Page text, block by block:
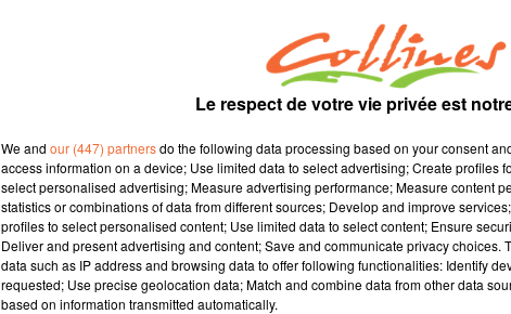
Renaud Lagrave vice-président de Nouvelle
des mobilités dénoncent les nouvelles rêgles de
dans le financement de la ligne ferroviaire Saint-
Journée d'action des agents de sécurité vendredi
plus de considérations.
Bressuire retenue dans le dispositif " Design
650 visiteurs hier au salon du disque à Bocapole
Le respect de votre vie privée est
We and our (447) partnersdo the following data processing based on your consent
access information on a device; Use limited data to select advertising; Create profiles
select personalised advertising; Measure advertising performance; Measure content
statistics or combinations of data from different sources; Develop and improve
profiles to select personalised content; Use limited data to select content; Ensure
Deliver and present advertising and content; Save and communicate privacy choices.
data such as IP address and browsing data to offer following functionalities: Identify
requested; Use precise geolocation data; Match and combine data from other data
based on information transmitted automatically.